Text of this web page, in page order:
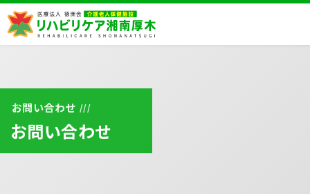
お問い合わせ ///
お問い合わせ